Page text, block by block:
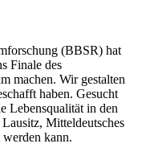
(BBSR) hat
Finale des
machen. Wir gestalten
haben. Gesucht
Lebensqualität in den
Mitteldeutsches
kann.